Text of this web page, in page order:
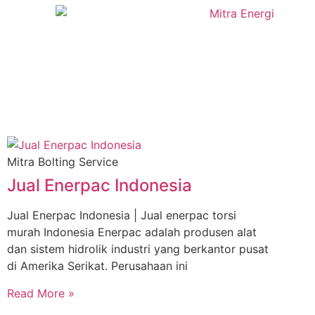
Mitra Bolting Service
Jual Enerpac Indonesia
Jual Enerpac Indonesia | Jual enerpac torsi
murah Indonesia Enerpac adalah produsen alat
dan sistem hidrolik industri yang berkantor pusat
di Amerika Serikat. Perusahaan ini
Read More »